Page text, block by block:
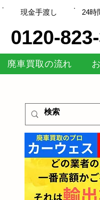
現金手渡し ​24時
0120-
廃車買取の流れ